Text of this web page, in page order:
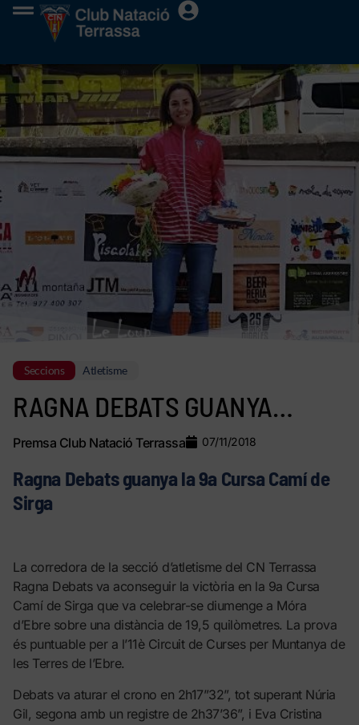
Seccions Atletisme
RAGNA DEBATS GUANYA…
Premsa Club Natació Terrassa 07/11/2018
Ragna Debats guanya la 9a Cursa Camí de
Sirga
La corredora de la secció d’atletisme del CN Terrassa
Ragna Debats va aconseguir la victòria en la 9a Cursa
Camí de Sirga que va celebrar-se diumenge a Móra
d’Ebre sobre una distància de 19,5 quilòmetres. La prova
és puntuable per a l’11è Circuit de Curses per Muntanya de
les Terres de l’Ebre.
Debats va aturar el crono en 2h17”32”, tot superant Núria
Gil, segona amb un registre de 2h37’36”, i Eva Cristina